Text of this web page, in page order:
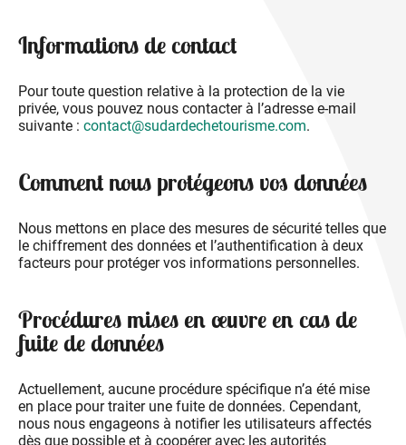
Informations de contact
Pour toute question relative à la protection de la vie
privée, vous pouvez nous contacter à l’adresse e-mail
suivante : contact@sudardechetourisme.com.
Comment nous protégeons vos données
Nous mettons en place des mesures de sécurité telles que
le chiffrement des données et l’authentification à deux
facteurs pour protéger vos informations personnelles.
Procédures mises en œuvre en cas de
fuite de données
Actuellement, aucune procédure spécifique n’a été mise
en place pour traiter une fuite de données. Cependant,
nous nous engageons à notifier les utilisateurs affectés
dès que possible et à coopérer avec les autorités